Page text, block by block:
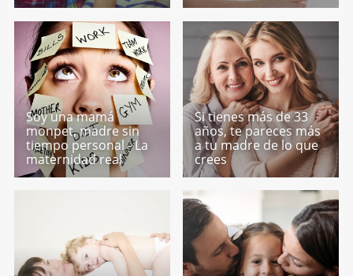
Soy una mamá
monpet, madre sin
tiempo personal - La
maternidad real
Si tienes más de 33
años, te pareces más
a tu madre de lo que
crees